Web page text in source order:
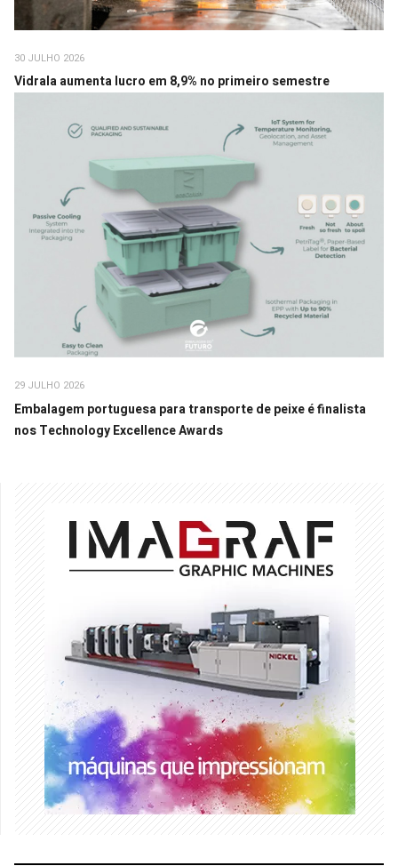
30 JULHO 2026
Vidrala aumenta lucro em 8,9% no primeiro semestre
29 JULHO 2026
Embalagem portuguesa para transporte de peixe é finalista
nos Technology Excellence Awards